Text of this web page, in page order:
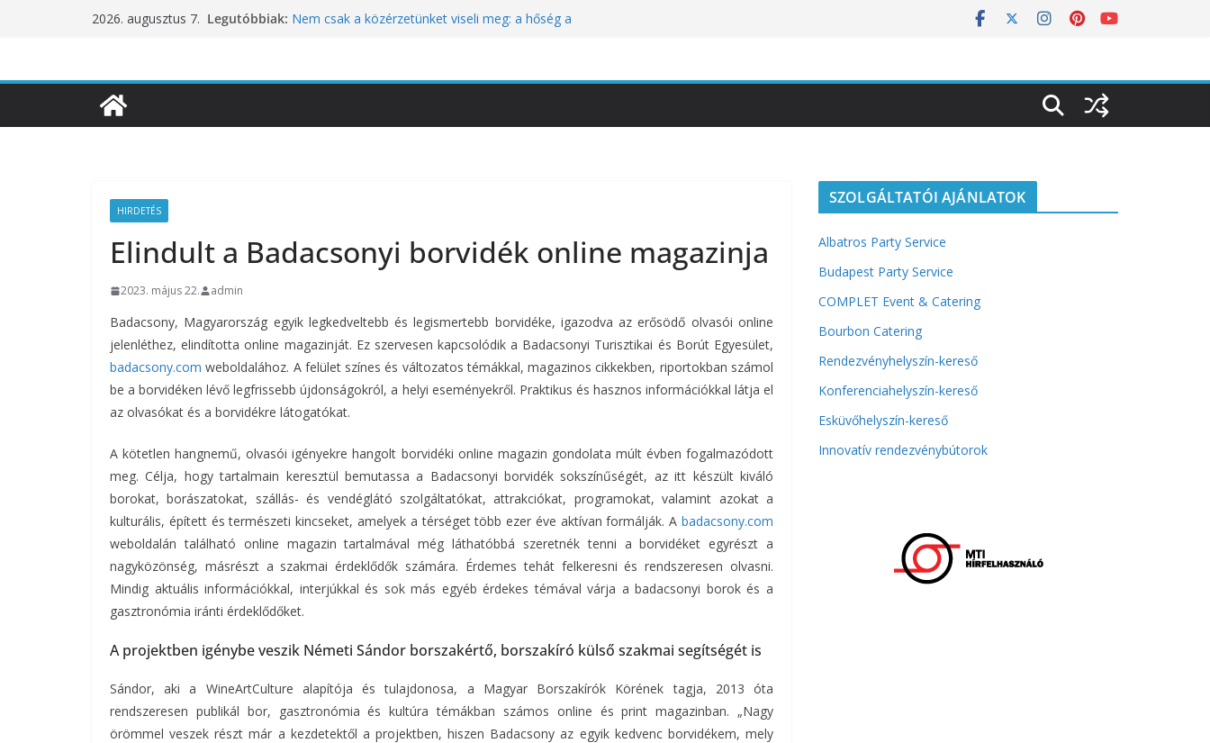
2026. augusztus 7. Legutóbbiak: Nem csak a közérzetünket viseli meg: a hőség a
Déli Part Gasztronómiai Sajtóesemény
HIRDETÉS
Elindult a Badacsonyi borvidék online magazinja
2023. május 22. admin
Badacsony, Magyarország egyik legkedveltebb és legismertebb borvidéke, igazodva az erősödő olvasói online
jelenléthez, elindította online magazinját. Ez szervesen kapcsolódik a Badacsonyi Turisztikai és Borút Egyesület,
badacsony.com weboldalához. A felület színes és változatos témákkal, magazinos cikkekben, riportokban számol
be a borvidéken lévő legfrissebb újdonságokról, a helyi eseményekről. Praktikus és hasznos információkkal látja el
az olvasókat és a borvidékre látogatókat.
A kötetlen hangnemű, olvasói igényekre hangolt borvidéki online magazin gondolata múlt évben fogalmazódott
meg. Célja, hogy tartalmain keresztül bemutassa a Badacsonyi borvidék sokszínűségét, az itt készült kiváló
borokat, borászatokat, szállás- és vendéglátó szolgáltatókat, attrakciókat, programokat, valamint azokat a
kulturális, épített és természeti kincseket, amelyek a térséget több ezer éve aktívan formálják. A badacsony.com
weboldalán található online magazin tartalmával még láthatóbbá szeretnék tenni a borvidéket egyrészt a
nagyközönség, másrészt a szakmai érdeklődők számára. Érdemes tehát felkeresni és rendszeresen olvasni.
Mindig aktuális információkkal, interjúkkal és sok más egyéb érdekes témával várja a badacsonyi borok és a
gasztronómia iránti érdeklődőket.
A projektben igénybe veszik Németi Sándor borszakértő, borszakíró külső szakmai segítségét is
Sándor, aki a WineArtCulture alapítója és tulajdonosa, a Magyar Borszakírók Körének tagja, 2013 óta
rendszeresen publikál bor, gasztronómia és kultúra témákban számos online és print magazinban. „Nagy
örömmel veszek részt már a kezdetektől a projektben, hiszen Badacsony az egyik kedvenc borvidékem, mely
SZOLGÁLTATÓI AJÁNLATOK
Albatros Party Service
Budapest Party Service
COMPLET Event & Catering
Bourbon Catering
Rendezvényhelyszín-kereső
Konferenciahelyszín-kereső
Esküvőhelyszín-kereső
Innovatív rendezvénybútorok